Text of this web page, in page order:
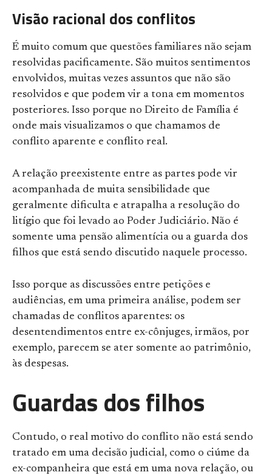
Visão racional dos conflitos
É muito comum que questões familiares não sejam
resolvidas pacificamente. São muitos sentimentos
envolvidos, muitas vezes assuntos que não são
resolvidos e que podem vir a tona em momentos
posteriores. Isso porque no Direito de Família é
onde mais visualizamos o que chamamos de
conflito aparente e conflito real.
A relação preexistente entre as partes pode vir
acompanhada de muita sensibilidade que
geralmente dificulta e atrapalha a resolução do
litígio que foi levado ao Poder Judiciário. Não é
somente uma pensão alimentícia ou a guarda dos
filhos que está sendo discutido naquele processo.
Isso porque as discussões entre petições e
audiências, em uma primeira análise, podem ser
chamadas de conflitos aparentes: os
desentendimentos entre ex-cônjuges, irmãos, por
exemplo, parecem se ater somente ao patrimônio,
às despesas.
Guardas dos filhos
Contudo, o real motivo do conflito não está sendo
tratado em uma decisão judicial, como o ciúme da
ex-companheira que está em uma nova relação, ou